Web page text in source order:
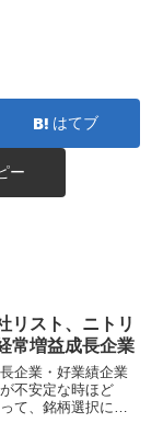
はてブ
ー
リスト、ニトリ
常増益成長企業
企業・好業績企業
不安定な時ほど
て、銘柄選択には